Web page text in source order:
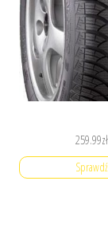
259.99zł
Sprawdź